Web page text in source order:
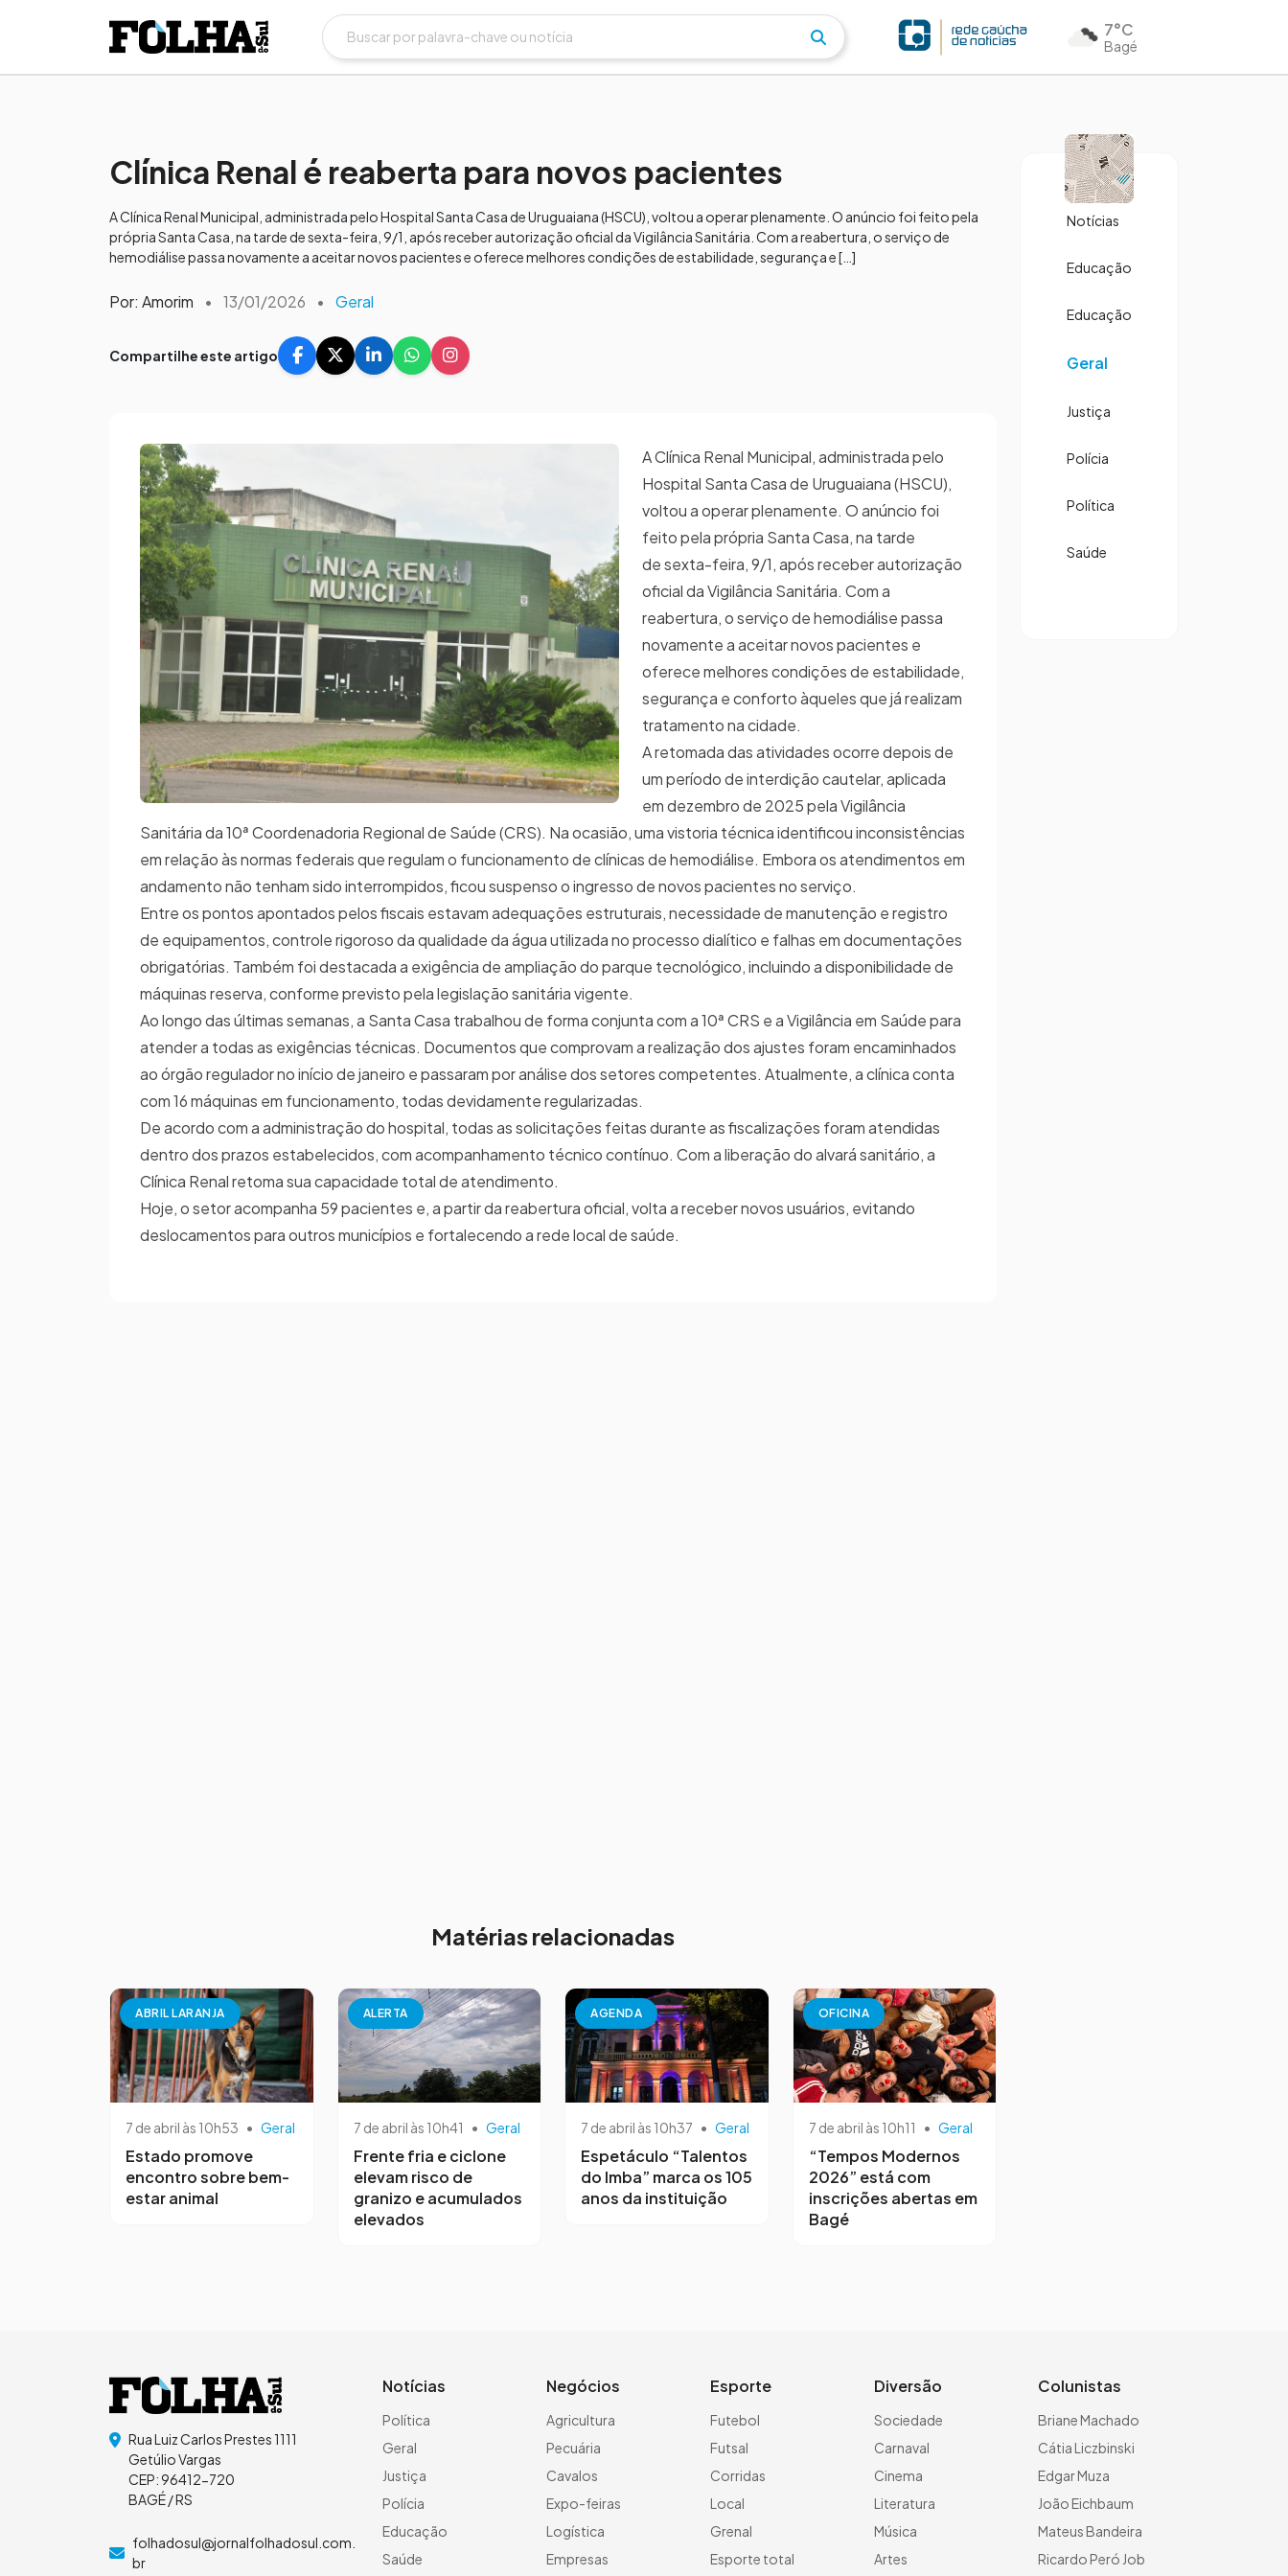
7°C
Bagé
Clínica Renal é reaberta para novos pacientes
A Clínica Renal Municipal, administrada pelo Hospital Santa Casa de Uruguaiana (HSCU), voltou a operar plenamente. O anúncio foi feito pela
própria Santa Casa, na tarde de sexta-feira, 9/1, após receber autorização oficial da Vigilância Sanitária. Com a reabertura, o serviço de
hemodiálise passa novamente a aceitar novos pacientes e oferece melhores condições de estabilidade, segurança e […]
Por: Amorim • 13/01/2026 • Geral
Compartilhe este artigo
A Clínica Renal Municipal, administrada pelo
Hospital Santa Casa de Uruguaiana (HSCU),
voltou a operar plenamente. O anúncio foi
feito pela própria Santa Casa, na tarde
de sexta-feira, 9/1, após receber autorização
oficial da Vigilância Sanitária. Com a
reabertura, o serviço de hemodiálise passa
novamente a aceitar novos pacientes e
oferece melhores condições de estabilidade,
segurança e conforto àqueles que já realizam
tratamento na cidade.
A retomada das atividades ocorre depois de
um período de interdição cautelar, aplicada
em dezembro de 2025 pela Vigilância
Sanitária da 10ª Coordenadoria Regional de Saúde (CRS). Na ocasião, uma vistoria técnica identificou inconsistências
em relação às normas federais que regulam o funcionamento de clínicas de hemodiálise. Embora os atendimentos em
andamento não tenham sido interrompidos, ficou suspenso o ingresso de novos pacientes no serviço.
Entre os pontos apontados pelos fiscais estavam adequações estruturais, necessidade de manutenção e registro
de equipamentos, controle rigoroso da qualidade da água utilizada no processo dialítico e falhas em documentações
obrigatórias. Também foi destacada a exigência de ampliação do parque tecnológico, incluindo a disponibilidade de
máquinas reserva, conforme previsto pela legislação sanitária vigente.
Ao longo das últimas semanas, a Santa Casa trabalhou de forma conjunta com a 10ª CRS e a Vigilância em Saúde para
atender a todas as exigências técnicas. Documentos que comprovam a realização dos ajustes foram encaminhados
ao órgão regulador no início de janeiro e passaram por análise dos setores competentes. Atualmente, a clínica conta
com 16 máquinas em funcionamento, todas devidamente regularizadas.
De acordo com a administração do hospital, todas as solicitações feitas durante as fiscalizações foram atendidas
dentro dos prazos estabelecidos, com acompanhamento técnico contínuo. Com a liberação do alvará sanitário, a
Clínica Renal retoma sua capacidade total de atendimento.
Hoje, o setor acompanha 59 pacientes e, a partir da reabertura oficial, volta a receber novos usuários, evitando
deslocamentos para outros municípios e fortalecendo a rede local de saúde.
Matérias relacionadas
ABRIL LARANJA
7 de abril às 10h53 • Geral
Estado promove
encontro sobre bem-
estar animal
ALERTA
7 de abril às 10h41 • Geral
Frente fria e ciclone
elevam risco de
granizo e acumulados
elevados
AGENDA
7 de abril às 10h37 • Geral
Espetáculo “Talentos
do Imba” marca os 105
anos da instituição
OFICINA
7 de abril às 10h11 • Geral
“Tempos Modernos
2026” está com
inscrições abertas em
Bagé
Notícias
Educação
Educação
Geral
Justiça
Polícia
Política
Saúde
Rua Luiz Carlos Prestes 1111
Getúlio Vargas
CEP: 96412-720
BAGÉ / RS
folhadosul@jornalfolhadosul.com.
br
Notícias
Política
Geral
Justiça
Polícia
Educação
Saúde
Negócios
Agricultura
Pecuária
Cavalos
Expo-feiras
Logística
Empresas
Esporte
Futebol
Futsal
Corridas
Local
Grenal
Esporte total
Diversão
Sociedade
Carnaval
Cinema
Literatura
Música
Artes
Colunistas
Briane Machado
Cátia Liczbinski
Edgar Muza
João Eichbaum
Mateus Bandeira
Ricardo Peró Job